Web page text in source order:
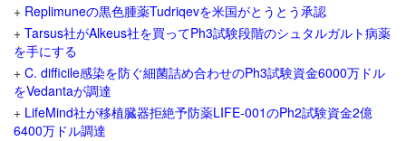
+ Replimuneの黒色腫薬Tudriqevを米国がとうとう承認
+ Tarsus社がAlkeus社を買ってPh3試験段階のシュタルガルト病薬
を手にする
+ C. difficile感染を防ぐ細菌詰め合わせのPh3試験資金6000万ドル
をVedantaが調達
+ LifeMind社が移植臓器拒絶予防薬LIFE-001のPh2試験資金2億
6400万ドル調達